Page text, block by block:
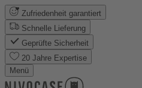
Zufriedenheit garantiert
Schnelle Lieferung
Geprüfte Sicherheit
20 Jahre Expertise
Menü